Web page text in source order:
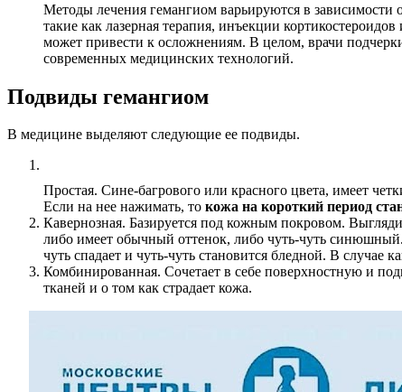
Методы лечения гемангиом варьируются в
такие как лазерная терапия, инъекции
может привести к осложнениям. В целом, врачи
современных медицинских технологий.
Подвиды гемангиом
В медицине выделяют следующие ее подвиды.
Простая. Сине-багрового или красного цвета, имеет
Если на нее нажимать, то кожа на короткий период
Кавернозная. Базируется под кожным покровом.
либо имеет обычный оттенок, либо чуть-чуть синюшный.
чуть спадает и чуть-чуть становится бледной. В случае
Комбинированная. Сочетает в себе поверхностную и
тканей и о том как страдает кожа.